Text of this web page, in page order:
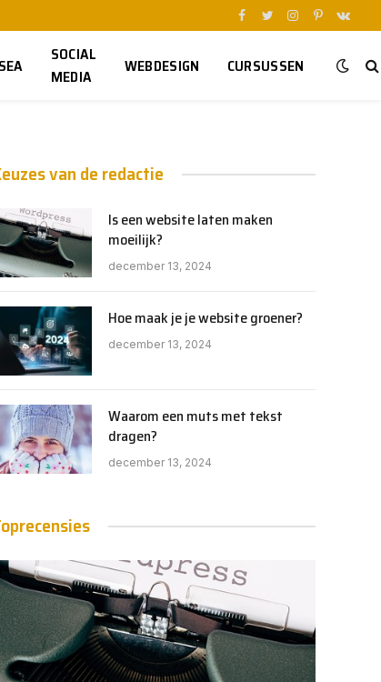
Facebook
TwitterInstagram
Pinterest
SEA
SOCIAL
MEDIA
WEBDESIGN CURSUSSEN
van de redactie
Is een website laten maken
moeilijk?
december 13, 2024
Hoe maak je je website groener?
december 13, 2024
Waarom een muts met tekst
dragen?
december 13, 2024